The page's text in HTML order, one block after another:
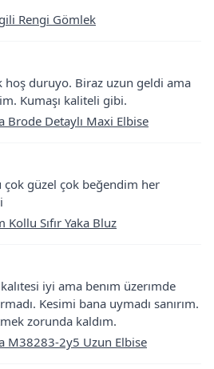
Rengi Gömlek
hoş duruyo. Biraz uzun geldi ama
Kumaşı kaliteli gibi.
Brode Detaylı Maxi Elbise
güzel çok beğendim her
Kollu Sıfır Yaka Bluz
iyi ama benım üzerımde
Kesimi bana uymadı sanırım.
zorunda kaldım.
M38283-2y5 Uzun Elbise